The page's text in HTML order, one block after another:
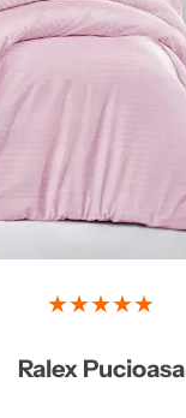
★★★★★
Ralex Pucioasa